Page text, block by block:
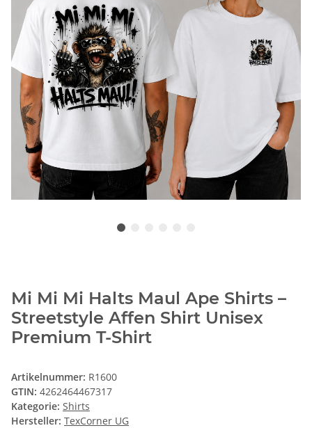
Mi Mi Mi Halts Maul Ape Shirts –
Streetstyle Affen Shirt Unisex
Premium T-Shirt
Artikelnummer: R1600
GTIN: 4262464467317
Kategorie: Shirts
Hersteller: TexCorner UG